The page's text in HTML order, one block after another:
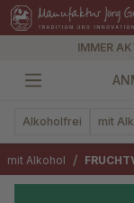
springen
IMMER
Alkoholfrei mit
mit Alkohol /